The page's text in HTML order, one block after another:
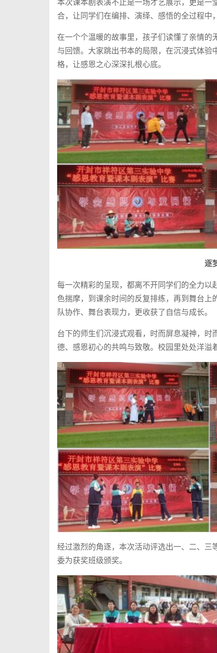
合，让同学们在编排、演绎、感悟的全过程
在一个个温暖的故事里，孩子们读懂了亲情
与回馈。大家跳出书本的局限，在沉浸式体
格，让感恩之心深深扎根心底。
逐
每一次精彩的呈现，都离不开同学们的全力
色揣摩，到课余时间的反复排练，再到舞台
队协作、舞台表现力，更收获了自信与成长。
台下的师生们沉浸式观看，时而屏息凝神，
德、感恩初心的共鸣与致敬。校园里处处洋溢
经过激烈的角逐，本次活动评选出一、二、
委为获奖班级颁奖。